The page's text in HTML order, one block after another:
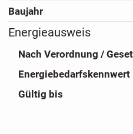
Spannrahmens,
hochwertiger Design-
Beschaffenheit ist verlegt.
Das Bad ist mit einer
(weiß) sowie einer
können aktuell noch
Es gibt auch die
Baujahr
Energieausweis
Nach Verordnung /
Energiebedarfskennwert
Gültig bis